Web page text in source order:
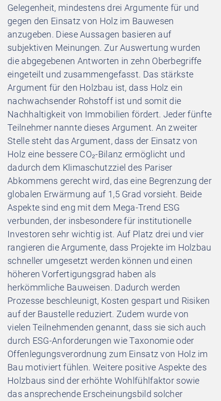
Gelegenheit, mindestens drei Argumente für und
gegen den Einsatz von Holz im Bauwesen
anzugeben. Diese Aussagen basieren auf
subjektiven Meinungen. Zur Auswertung wurden
die abgegebenen Antworten in zehn Oberbegriffe
eingeteilt und zusammengefasst. Das stärkste
Argument für den Holzbau ist, dass Holz ein
nachwachsender Rohstoff ist und somit die
Nachhaltigkeit von Immobilien fördert. Jeder fünfte
Teilnehmer nannte dieses Argument. An zweiter
Stelle steht das Argument, dass der Einsatz von
Holz eine bessere CO₂-Bilanz ermöglicht und
dadurch dem Klimaschutzziel des Pariser
Abkommens gerecht wird, das eine Begrenzung der
globalen Erwärmung auf 1,5 Grad vorsieht. Beide
Aspekte sind eng mit dem Mega-Trend ESG
verbunden, der insbesondere für institutionelle
Investoren sehr wichtig ist. Auf Platz drei und vier
rangieren die Argumente, dass Projekte im Holzbau
schneller umgesetzt werden können und einen
höheren Vorfertigungsgrad haben als
herkömmliche Bauweisen. Dadurch werden
Prozesse beschleunigt, Kosten gespart und Risiken
auf der Baustelle reduziert. Zudem wurde von
vielen Teilnehmenden genannt, dass sie sich auch
durch ESG-Anforderungen wie Taxonomie oder
Offenlegungsverordnung zum Einsatz von Holz im
Bau motiviert fühlen. Weitere positive Aspekte des
Holzbaus sind der erhöhte Wohlfühlfaktor sowie
das ansprechende Erscheinungsbild solcher